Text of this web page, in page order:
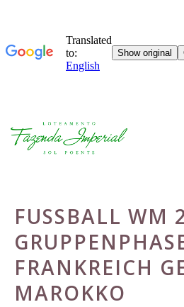
Skip
FUSSBALL WM
RUPPENPHASE
RANKREICH
AROKKO